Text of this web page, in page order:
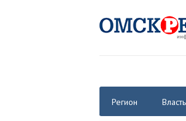
Регион Власть